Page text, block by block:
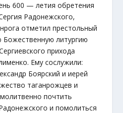
600 — летия обретения
Радонежского,
отметил престольный
Божественную литургию
прихода
Ему сослужили:
Боярский и иерей
таганрожцев и
почтить
и помолиться